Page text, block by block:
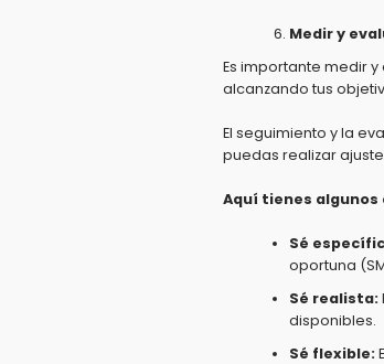
Medir y
Es importante medir
alcanzando tus
El seguimiento y la
puedas realizar
Aquí tienes algunos
Sé
oportuna
Sé realista:
disponibles.
Sé flexible: